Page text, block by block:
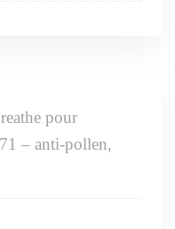
pour
– anti-pollen,